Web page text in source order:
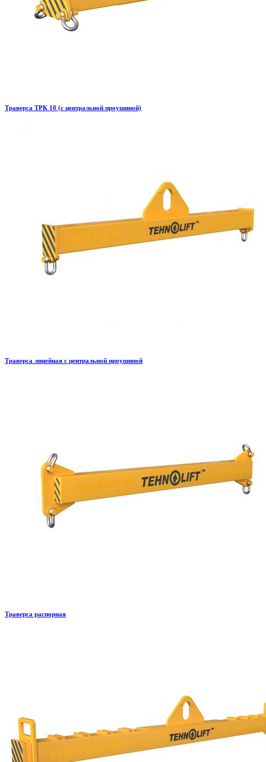
Траверса ТРК 10 (с центральной проушиной)
Траверса линейная с центральной проушиной
Траверса распорная